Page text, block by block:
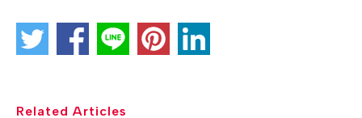
Related Articles